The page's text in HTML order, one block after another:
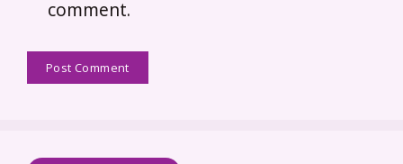
comment.